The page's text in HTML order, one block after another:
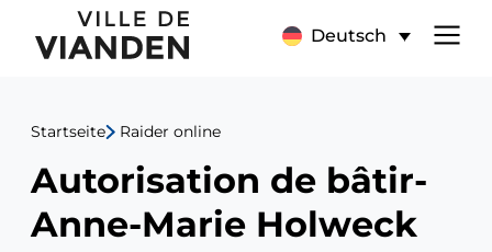
Autorisation
de
bâtir-
Anne-
Marie
Deutsch
Hauptnavigationsmenü
Startseite Raider online
Autorisation de bâtir-
Anne-Marie Holweck